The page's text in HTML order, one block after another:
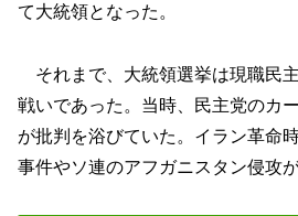
て大統領となった。
それまで、大統領選挙は現職民
戦いであった。当時、民主党のカ
が批判を浴びていた。イラン革命
事件やソ連のアフガニスタン侵攻